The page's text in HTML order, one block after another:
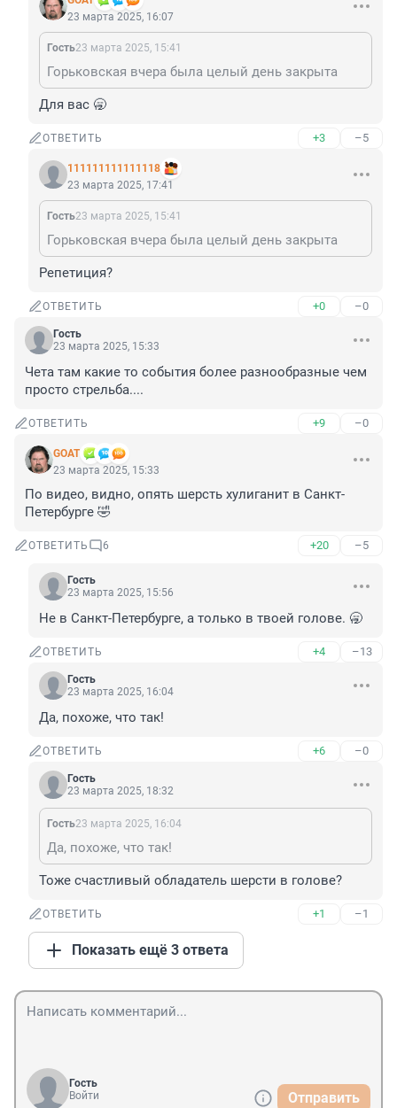
23 марта 2025, 16:07
Гость23 марта 2025, 15:41
Горьковская вчера была целый день закрыта
Для вас 🥱
ОТВЕТИТЬ +3 –5
111111111111118
23 марта 2025, 17:41
Гость23 марта 2025, 15:41
Горьковская вчера была целый день закрыта
Репетиция?
ОТВЕТИТЬ +0 –0
Гость
23 марта 2025, 15:33
Чета там какие то события более разнообразные чем
просто стрельба....
ОТВЕТИТЬ +9 –0
GOAT
23 марта 2025, 15:33
По видео, видно, опять шерсть хулиганит в Санкт-
Петербурге 🤣
ОТВЕТИТЬ 6 +20 –5
Гость
23 марта 2025, 15:56
Не в Санкт-Петербурге, а только в твоей голове. 🥱
ОТВЕТИТЬ +4 –13
Гость
23 марта 2025, 16:04
Да, похоже, что так!
ОТВЕТИТЬ +6 –0
Гость
23 марта 2025, 18:32
Гость23 марта 2025, 16:04
Да, похоже, что так!
Тоже счастливый обладатель шерсти в голове?
ОТВЕТИТЬ +1 –1
Показать ещё 3 ответа
Гость
Войти
Отправить